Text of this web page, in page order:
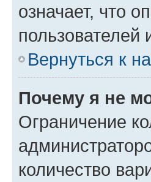
означает, что
пользователей
Вернуться к
Почему я не
Ограничение
количество